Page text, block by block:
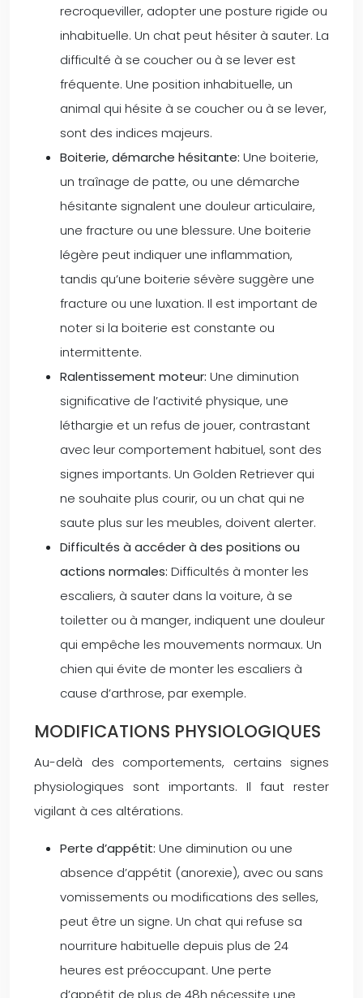
recroqueviller, adopter une posture rigide ou
inhabituelle. Un chat peut hésiter à sauter. La
difficulté à se coucher ou à se lever est
fréquente. Une position inhabituelle, un
animal qui hésite à se coucher ou à se lever,
sont des indices majeurs.
Boiterie, démarche hésitante: Une boiterie,
un traînage de patte, ou une démarche
hésitante signalent une douleur articulaire,
une fracture ou une blessure. Une boiterie
légère peut indiquer une inflammation,
tandis qu’une boiterie sévère suggère une
fracture ou une luxation. Il est important de
noter si la boiterie est constante ou
intermittente.
Ralentissement moteur: Une diminution
significative de l’activité physique, une
léthargie et un refus de jouer, contrastant
avec leur comportement habituel, sont des
signes importants. Un Golden Retriever qui
ne souhaite plus courir, ou un chat qui ne
saute plus sur les meubles, doivent alerter.
Difficultés à accéder à des positions ou
actions normales: Difficultés à monter les
escaliers, à sauter dans la voiture, à se
toiletter ou à manger, indiquent une douleur
qui empêche les mouvements normaux. Un
chien qui évite de monter les escaliers à
cause d’arthrose, par exemple.
MODIFICATIONS PHYSIOLOGIQUES
Au-delà des comportements, certains signes
physiologiques sont importants. Il faut rester
vigilant à ces altérations.
Perte d’appétit: Une diminution ou une
absence d’appétit (anorexie), avec ou sans
vomissements ou modifications des selles,
peut être un signe. Un chat qui refuse sa
nourriture habituelle depuis plus de 24
heures est préoccupant. Une perte
d’appétit de plus de 48h nécessite une